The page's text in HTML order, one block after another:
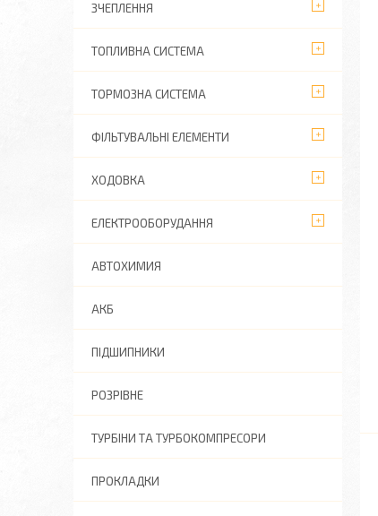
ЗЧЕПЛЕННЯ
ТОПЛИВНА СИСТЕМА
ТОРМОЗНА СИСТЕМА
ФІЛЬТУВАЛЬНІ ЕЛЕМЕНТИ
ХОДОВКА
ЕЛЕКТРООБОРУДАННЯ
АВТОХИМИЯ
АКБ
ПІДШИПНИКИ
РОЗРІВНЕ
ТУРБІНИ ТА ТУРБОКОМПРЕСОРИ
ПРОКЛАДКИ